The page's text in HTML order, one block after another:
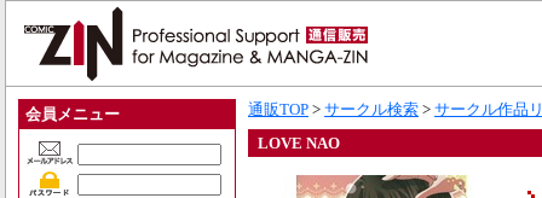
会員メニュー 通販TOP > サークル検索 > サークル作品
LOVE NAO